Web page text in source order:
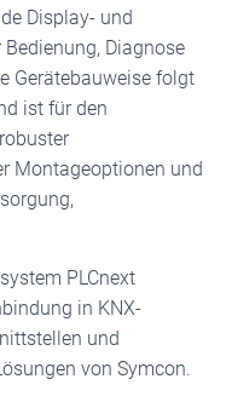
Display- und
Diagnose
Gerätebauweise folgt
ist für den
Montageoptionen und
PLCnext
in KNX-
und
von Symcon.